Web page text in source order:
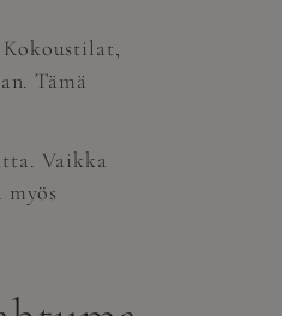
Tämä
Vaikka